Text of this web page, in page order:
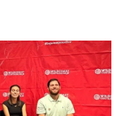
fueron recibidos por
General, la Mtra.
y el Dr. Víctor